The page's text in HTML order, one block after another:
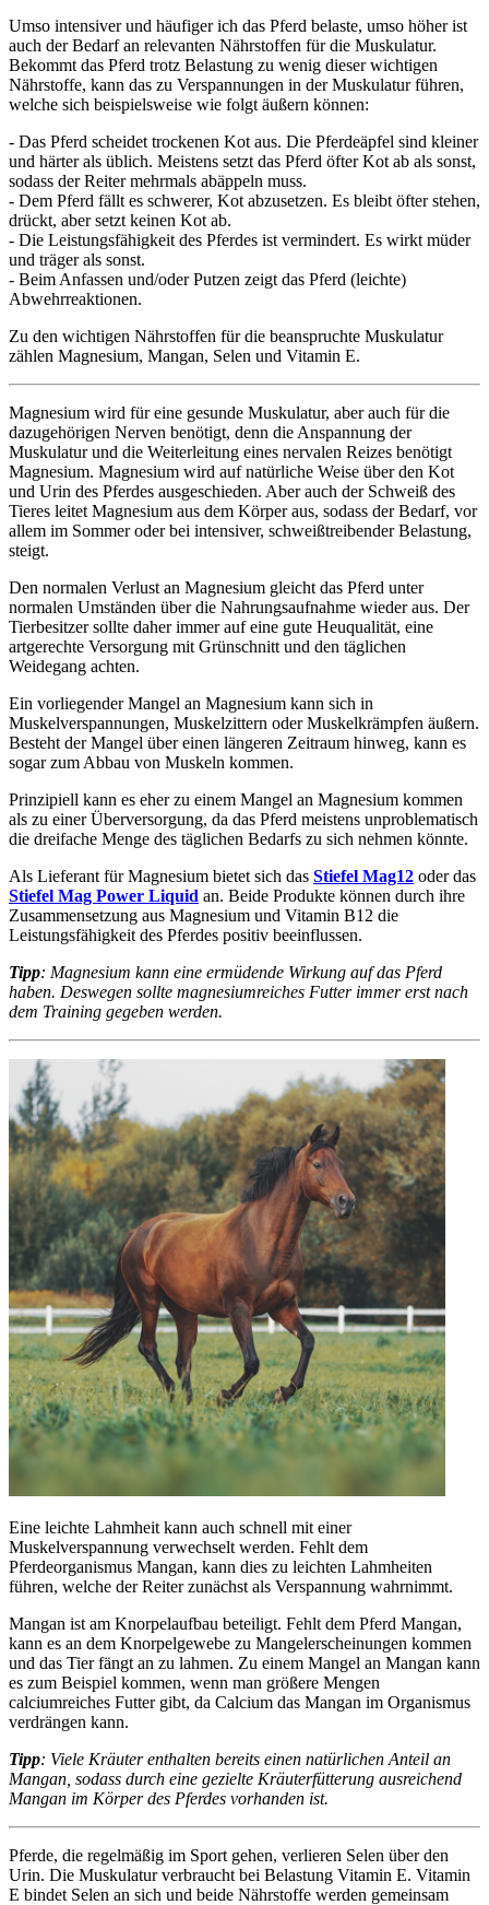
Umso intensiver und häufiger ich das Pferd belaste, umso höher ist
auch der Bedarf an relevanten Nährstoffen für die Muskulatur.
Bekommt das Pferd trotz Belastung zu wenig dieser wichtigen
Nährstoffe, kann das zu Verspannungen in der Muskulatur führen,
welche sich beispielsweise wie folgt äußern können:
- Das Pferd scheidet trockenen Kot aus. Die Pferdeäpfel sind kleiner
und härter als üblich. Meistens setzt das Pferd öfter Kot ab als sonst,
sodass der Reiter mehrmals abäppeln muss.
- Dem Pferd fällt es schwerer, Kot abzusetzen. Es bleibt öfter stehen,
drückt, aber setzt keinen Kot ab.
- Die Leistungsfähigkeit des Pferdes ist vermindert. Es wirkt müder
und träger als sonst.
- Beim Anfassen und/oder Putzen zeigt das Pferd (leichte)
Abwehrreaktionen.
Zu den wichtigen Nährstoffen für die beanspruchte Muskulatur
zählen Magnesium, Mangan, Selen und Vitamin E.
Magnesium wird für eine gesunde Muskulatur, aber auch für die
dazugehörigen Nerven benötigt, denn die Anspannung der
Muskulatur und die Weiterleitung eines nervalen Reizes benötigt
Magnesium. Magnesium wird auf natürliche Weise über den Kot
und Urin des Pferdes ausgeschieden. Aber auch der Schweiß des
Tieres leitet Magnesium aus dem Körper aus, sodass der Bedarf, vor
allem im Sommer oder bei intensiver, schweißtreibender Belastung,
steigt.
Den normalen Verlust an Magnesium gleicht das Pferd unter
normalen Umständen über die Nahrungsaufnahme wieder aus. Der
Tierbesitzer sollte daher immer auf eine gute Heuqualität, eine
artgerechte Versorgung mit Grünschnitt und den täglichen
Weidegang achten.
Ein vorliegender Mangel an Magnesium kann sich in
Muskelverspannungen, Muskelzittern oder Muskelkrämpfen äußern.
Besteht der Mangel über einen längeren Zeitraum hinweg, kann es
sogar zum Abbau von Muskeln kommen.
Prinzipiell kann es eher zu einem Mangel an Magnesium kommen
als zu einer Überversorgung, da das Pferd meistens unproblematisch
die dreifache Menge des täglichen Bedarfs zu sich nehmen könnte.
Als Lieferant für Magnesium bietet sich das Stiefel Mag12 oder das
Stiefel Mag Power Liquid an. Beide Produkte können durch ihre
Zusammensetzung aus Magnesium und Vitamin B12 die
Leistungsfähigkeit des Pferdes positiv beeinflussen.
Tipp: Magnesium kann eine ermüdende Wirkung auf das Pferd
haben. Deswegen sollte magnesiumreiches Futter immer erst nach
dem Training gegeben werden.
Eine leichte Lahmheit kann auch schnell mit einer
Muskelverspannung verwechselt werden. Fehlt dem
Pferdeorganismus Mangan, kann dies zu leichten Lahmheiten
führen, welche der Reiter zunächst als Verspannung wahrnimmt.
Mangan ist am Knorpelaufbau beteiligt. Fehlt dem Pferd Mangan,
kann es an dem Knorpelgewebe zu Mangelerscheinungen kommen
und das Tier fängt an zu lahmen. Zu einem Mangel an Mangan kann
es zum Beispiel kommen, wenn man größere Mengen
calciumreiches Futter gibt, da Calcium das Mangan im Organismus
verdrängen kann.
Tipp: Viele Kräuter enthalten bereits einen natürlichen Anteil an
Mangan, sodass durch eine gezielte Kräuterfütterung ausreichend
Mangan im Körper des Pferdes vorhanden ist.
Pferde, die regelmäßig im Sport gehen, verlieren Selen über den
Urin. Die Muskulatur verbraucht bei Belastung Vitamin E. Vitamin
E bindet Selen an sich und beide Nährstoffe werden gemeinsam